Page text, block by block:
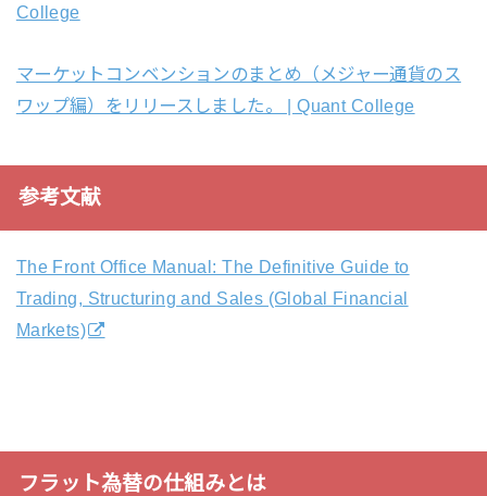
College
マーケットコンベンションのまとめ（メジャー通貨のス
ワップ編）をリリースしました。 | Quant College
参考文献
The Front Office Manual: The Definitive Guide to
Trading, Structuring and Sales (Global Financial
Markets)
フラット為替の仕組みとは